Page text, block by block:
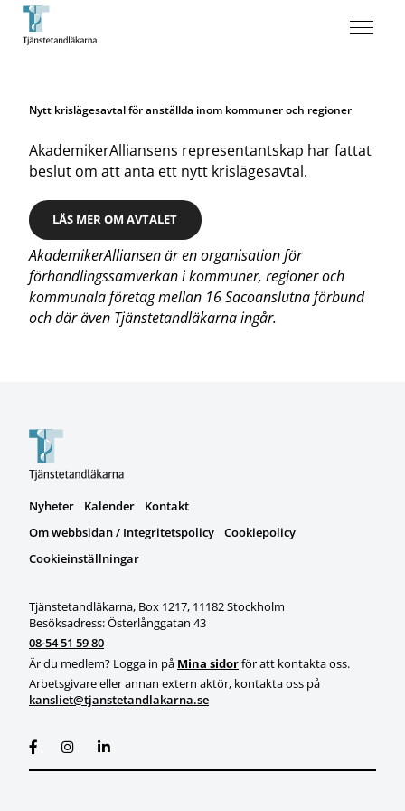
Nytt krislägesavtal för anställda inom kommuner och regioner
AkademikerAlliansens representantskap har fattat
beslut om att anta ett nytt krislägesavtal.
LÄS MER OM AVTALET
AkademikerAlliansen är en organisation för
förhandlingssamverkan i kommuner, regioner och
kommunala företag mellan 16 Sacoanslutna förbund
och där även Tjänstetandläkarna ingår.
Nyheter Kalender
Kontakt
Om webbsidan / Integritetspolicy
Cookiepolicy
Cookieinställningar
Tjänstetandläkarna, Box 1217, 11182 Stockholm
Besöksadress: Österlånggatan 43
08-54 51 59 80
Är du medlem? Logga in på Mina sidorför att kontakta oss.
Arbetsgivare eller annan extern aktör, kontakta oss på
kansliet@tjanstetandlakarna.se